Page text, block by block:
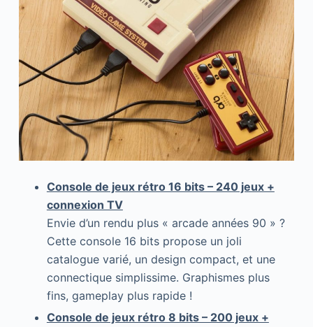
Console de jeux rétro 16 bits – 240 jeux +
connexion TV
Envie d’un rendu plus « arcade années 90 » ?
Cette console 16 bits propose un joli
catalogue varié, un design compact, et une
connectique simplissime. Graphismes plus
fins, gameplay plus rapide !
Console de jeux rétro 8 bits – 200 jeux +